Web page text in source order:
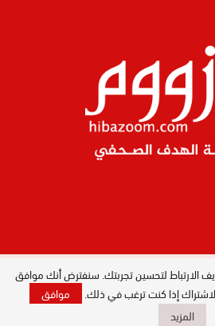
/ جميع
الارتباط لتحسين تجربتك. سنفترض أنك موافق
إذا كنت ترغب في ذلك.
موافق
المزيد